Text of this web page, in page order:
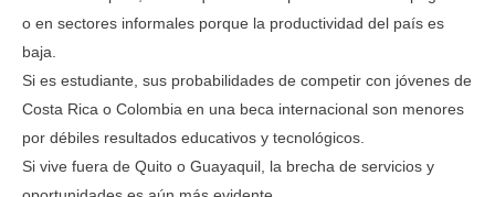
o en sectores informales porque la productividad del país es
baja.
Si es estudiante, sus probabilidades de competir con jóvenes de
Costa Rica o Colombia en una beca internacional son menores
por débiles resultados educativos y tecnológicos.
Si vive fuera de Quito o Guayaquil, la brecha de servicios y